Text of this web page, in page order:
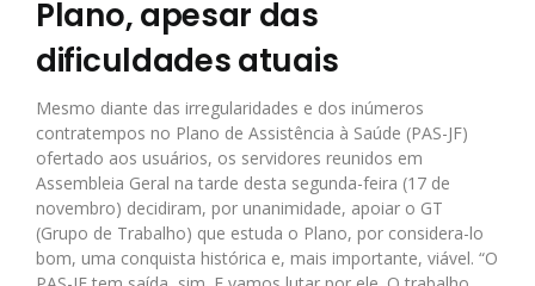
Plano, apesar das
dificuldades atuais
Mesmo diante das irregularidades e dos inúmeros
contratempos no Plano de Assistência à Saúde (PAS-JF)
ofertado aos usuários, os servidores reunidos em
Assembleia Geral na tarde desta segunda-feira (17 de
novembro) decidiram, por unanimidade, apoiar o GT
(Grupo de Trabalho) que estuda o Plano, por considera-lo
bom, uma conquista histórica e, mais importante, viável. “O